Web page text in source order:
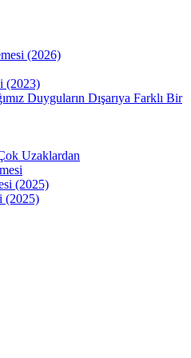
(2026)
(2023)
Duyguların Dışarıya Farklı Bir
Uzaklardan
(2025)
(2025)